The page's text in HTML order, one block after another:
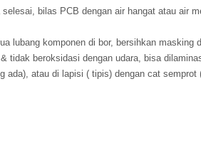
bilas PCB dengan air hangat atau air
lubang komponen di bor, bersihkan masking
tidak beroksidasi dengan udara, bisa
ada), atau di lapisi ( tipis) dengan cat semprot